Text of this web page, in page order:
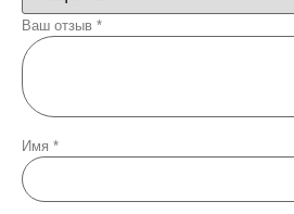
Ваш отзыв *
Имя *